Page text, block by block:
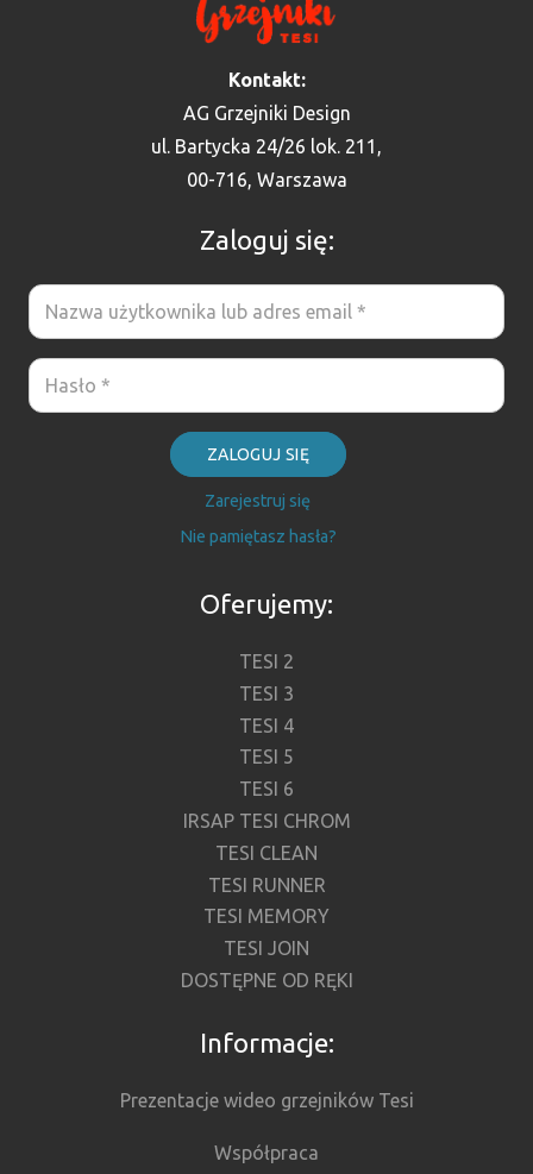
Kontakt:
AG Grzejniki Design
ul. Bartycka 24/26 lok. 211,
00-716, Warszawa
Zaloguj się:
ZALOGUJ SIĘ
Zarejestruj się
Nie pamiętasz hasła?
Oferujemy:
TESI 2
TESI 3
TESI 4
TESI 5
TESI 6
IRSAP TESI CHROM
TESI CLEAN
TESI RUNNER
TESI MEMORY
TESI JOIN
DOSTĘPNE OD RĘKI
Informacje:
Prezentacje wideo grzejników Tesi
Współpraca